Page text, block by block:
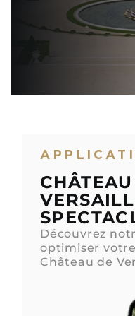
Découvrez
optimiser
Château de